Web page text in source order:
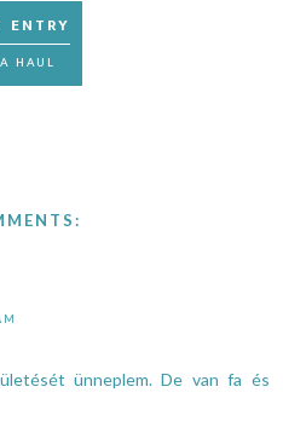
HAUL
ünneplem. De van fa és